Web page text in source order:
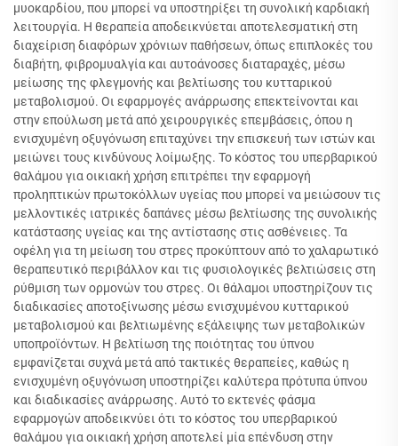
μυοκαρδίου, που μπορεί να υποστηρίξει τη συνολική καρδιακή
λειτουργία. Η θεραπεία αποδεικνύεται αποτελεσματική στη
διαχείριση διαφόρων χρόνιων παθήσεων, όπως επιπλοκές του
διαβήτη, φιβρομυαλγία και αυτοάνοσες διαταραχές, μέσω
μείωσης της φλεγμονής και βελτίωσης του κυτταρικού
μεταβολισμού. Οι εφαρμογές ανάρρωσης επεκτείνονται και
στην επούλωση μετά από χειρουργικές επεμβάσεις, όπου η
ενισχυμένη οξυγόνωση επιταχύνει την επισκευή των ιστών και
μειώνει τους κινδύνους λοίμωξης. Το κόστος του υπερβαρικού
θαλάμου για οικιακή χρήση επιτρέπει την εφαρμογή
προληπτικών πρωτοκόλλων υγείας που μπορεί να μειώσουν τις
μελλοντικές ιατρικές δαπάνες μέσω βελτίωσης της συνολικής
κατάστασης υγείας και της αντίστασης στις ασθένειες. Τα
οφέλη για τη μείωση του στρες προκύπτουν από το χαλαρωτικό
θεραπευτικό περιβάλλον και τις φυσιολογικές βελτιώσεις στη
ρύθμιση των ορμονών του στρες. Οι θάλαμοι υποστηρίζουν τις
διαδικασίες αποτοξίνωσης μέσω ενισχυμένου κυτταρικού
μεταβολισμού και βελτιωμένης εξάλειψης των μεταβολικών
υποπροϊόντων. Η βελτίωση της ποιότητας του ύπνου
εμφανίζεται συχνά μετά από τακτικές θεραπείες, καθώς η
ενισχυμένη οξυγόνωση υποστηρίζει καλύτερα πρότυπα ύπνου
και διαδικασίες ανάρρωσης. Αυτό το εκτενές φάσμα
εφαρμογών αποδεικνύει ότι το κόστος του υπερβαρικού
θαλάμου για οικιακή χρήση αποτελεί μία επένδυση στην